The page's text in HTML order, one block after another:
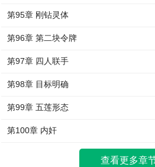
第95章 刚钻灵体
第96章 第二块令牌
第97章 四人联手
第98章 目标明确
第99章 五莲形态
第100章 内奸
查看更多章